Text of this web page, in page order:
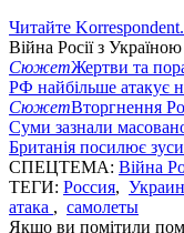
Читайте
Війна Росії з Україною
СюжетЖертви та
РФ найбільше атакує
СюжетВторгнення
Суми зазнали
Британія посилює
СПЕЦТЕМА: Війна
ТЕГИ: Россия,
атака , самолеты
Якщо ви помітили